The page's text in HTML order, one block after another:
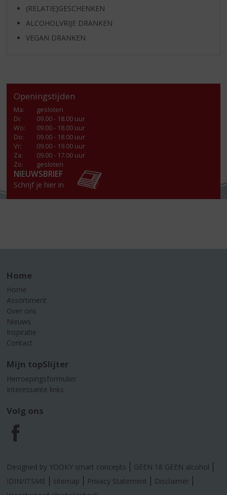
(RELATIE)GESCHENKEN
ALCOHOLVRIJE DRANKEN
VEGAN DRANKEN
Openingstijden
Ma:
gesloten
Di:
09.00 - 18.00 uur
Wo:
09.00 - 18.00 uur
Do:
09.00 - 18.00 uur
Vr:
09.00 - 19.00 uur
Za:
09.00 - 17.00 uur
Zo:
gesloten
NIEUWSBRIEF
Schrijf je hier in
Home
Home
Assortiment
Over ons
Nieuws
Inspiratie
Contact
Mijn topSlijter
Herroepingsformulier
Interessante links
Volg ons
F
a
c
Designed by YOOKY smart concepts
GEEN 18 GEEN alcohol
IDIN/ITSME
sitemap Privacy Statement
Disclaimer